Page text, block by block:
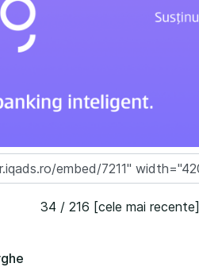
34 / 216 [cele mai recente]